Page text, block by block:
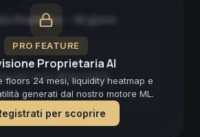
PRO FEATURE
Proprietaria AI
floors 24 mesi, liquidity heatmap e
generati dal nostro motore ML.
per scoprire
Predittivo — 90 giorni
non disponibile